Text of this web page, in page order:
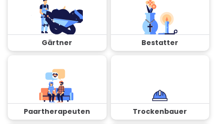
Gärtner Bestatter
Paartherapeuten Trockenbauer